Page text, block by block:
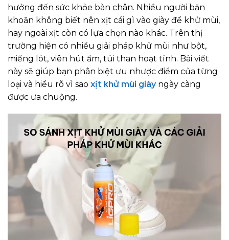
hưởng đến sức khỏe bàn chân. Nhiều người băn
khoăn không biết nên xịt cái gì vào giày để khử mùi,
hay ngoài xịt còn có lựa chọn nào khác. Trên thị
trường hiện có nhiều giải pháp khử mùi như bột,
miếng lót, viên hút ẩm, túi than hoạt tính. Bài viết
này sẽ giúp bạn phân biệt ưu nhược điểm của từng
loại và hiểu rõ vì sao xịt khử mùi giàyngày càng
được ưa chuộng.